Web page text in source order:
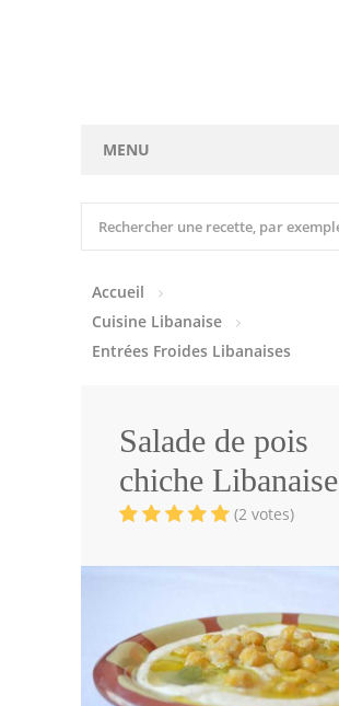
MENU
Entrées Froides
Tajines
Viandes
Volailles
Poissons
Pâtisseries
Epices
Accueil
Cuisine Libanaise
Entrées Froides Libanaises
Salade de pois
chiche Libanaise
(2 votes)